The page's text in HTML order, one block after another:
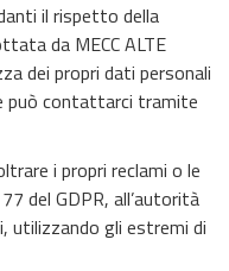
il rispetto della
da MECC ALTE
dei propri dati personali
può contattarci tramite
i propri reclami o le
del GDPR, all’autorità
utilizzando gli estremi di